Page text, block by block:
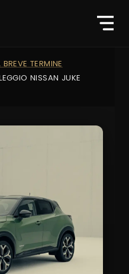
TERMINE
NISSAN JUKE